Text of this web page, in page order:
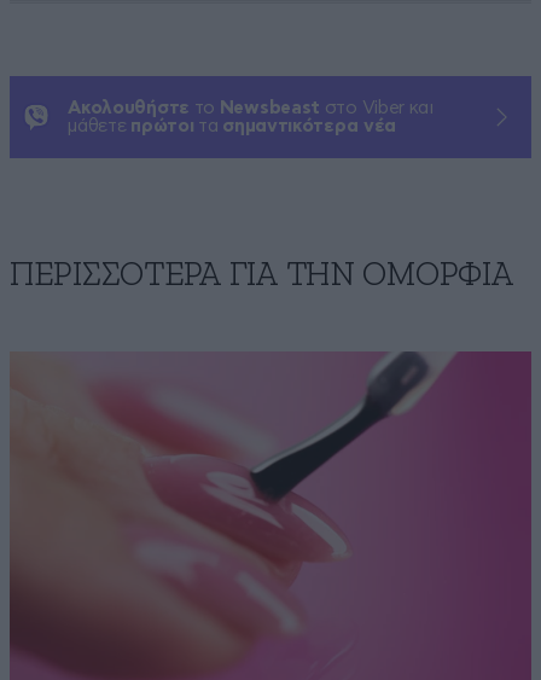
Ακολουθήστε το Newsbeast στο Viber και
μάθετε πρώτοι τα σημαντικότερα νέα
ΠΕΡΙΣΣΟΤΕΡΑ ΓΙΑ ΤΗΝ ΟΜΟΡΦΙΑ